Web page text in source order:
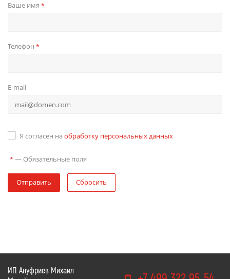
Ваше имя *
Телефон *
E-mail
Я согласен на обработку персональных данных
* — Обязательные поля
Отправить Сбросить
ИП Ануфриев Михаил